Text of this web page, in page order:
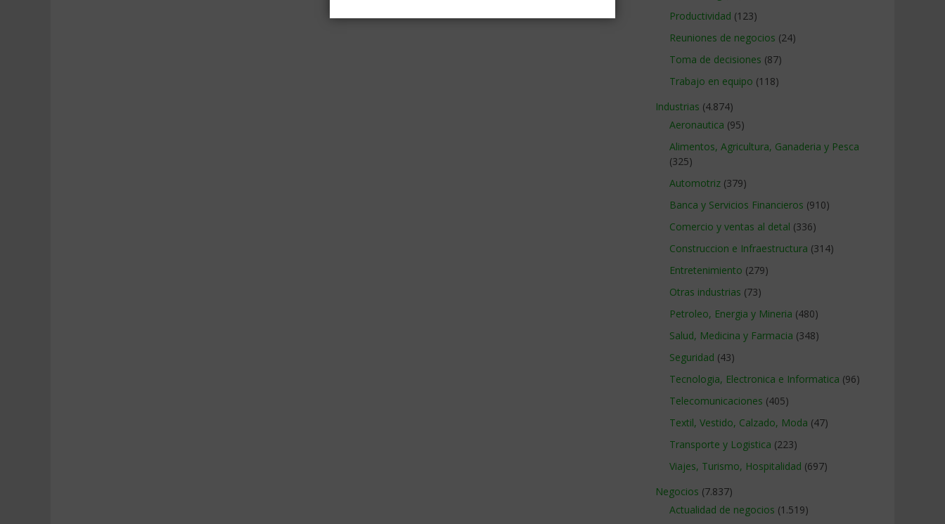
Productividad (123)
Reuniones de negocios (24)
Toma de decisiones (87)
Trabajo en equipo (118)
Industrias (4.874)
Aeronautica (95)
Alimentos, Agricultura, Ganaderia y Pesca
(325)
Automotriz (379)
Banca y Servicios Financieros (910)
Comercio y ventas al detal (336)
Construccion e Infraestructura (314)
Entretenimiento (279)
Otras industrias (73)
Petroleo, Energia y Mineria (480)
Salud, Medicina y Farmacia (348)
Seguridad (43)
Tecnologia, Electronica e Informatica (96)
Telecomunicaciones (405)
Textil, Vestido, Calzado, Moda (47)
Transporte y Logistica (223)
Viajes, Turismo, Hospitalidad (697)
Negocios (7.837)
Actualidad de negocios (1.519)